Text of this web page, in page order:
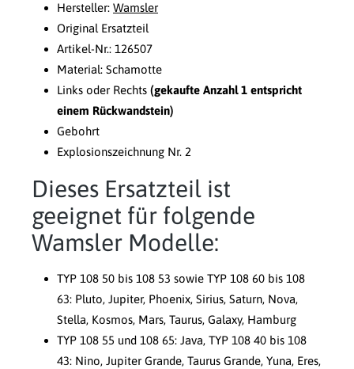
Hersteller: Wamsler
Original Ersatzteil
Artikel-Nr.: 126507
Material: Schamotte
Links oder Rechts (gekaufte Anzahl 1 entspricht
einem Rückwandstein)
Gebohrt
Explosionszeichnung Nr. 2
Dieses Ersatzteil ist
geeignet für folgende
Wamsler Modelle:
TYP 108 50 bis 108 53 sowie TYP 108 60 bis 108
63: Pluto, Jupiter, Phoenix, Sirius, Saturn, Nova,
Stella, Kosmos, Mars, Taurus, Galaxy, Hamburg
TYP 108 55 und 108 65: Java, TYP 108 40 bis 108
43: Nino, Jupiter Grande, Taurus Grande, Yuna, Eres,